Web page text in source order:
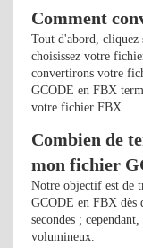
Comment
Tout d'abord,
choisissez votre
convertirons votre
GCODE en FBX
votre fichier FBX.
Combien de
mon fichier
Notre objectif est de
GCODE en FBX dès
secondes ;
volumineux.